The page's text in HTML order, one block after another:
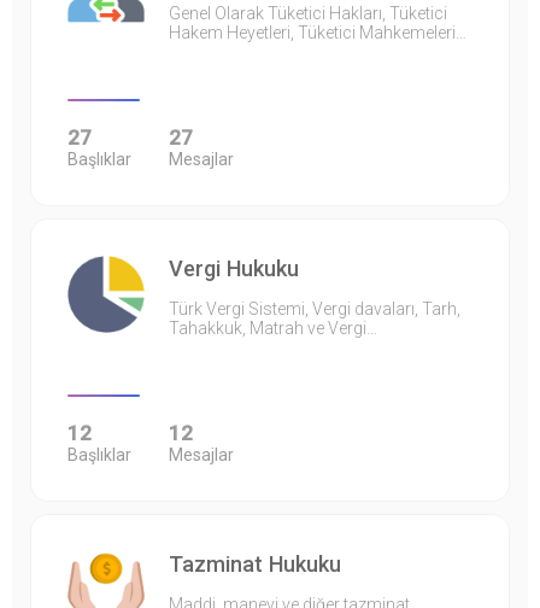
Genel Olarak Tüketici Hakları, Tüketici
Hakem Heyetleri, Tüketici Mahkemeleri…
27
Başlıklar
27
Mesajlar
Vergi Hukuku
Türk Vergi Sistemi, Vergi davaları, Tarh,
Tahakkuk, Matrah ve Vergi…
12
Başlıklar
12
Mesajlar
Tazminat Hukuku